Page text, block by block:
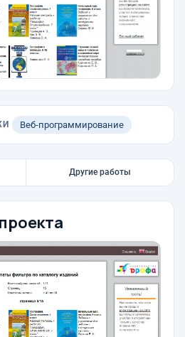
Веб-программирование
Другие работы